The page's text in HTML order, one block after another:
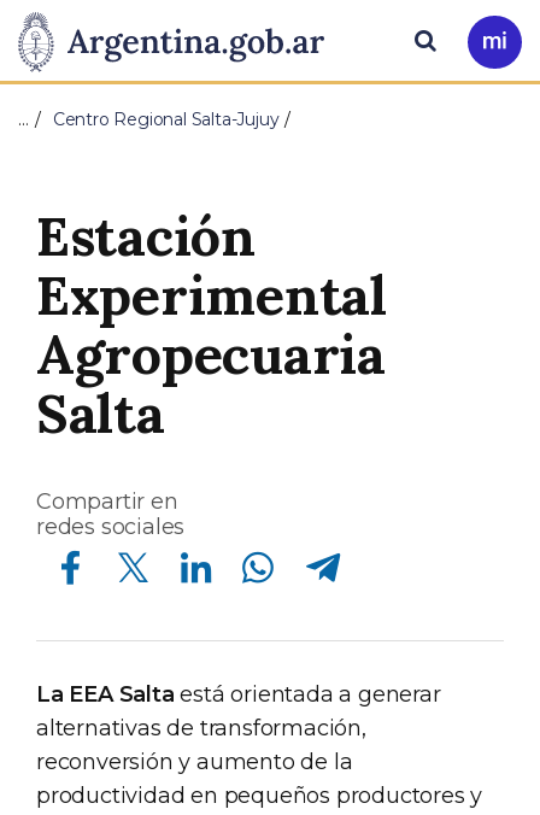
Presidencia
de
Nación
Pasar al contenido principal
Ir
a
Buscar
… Centro Regional Salta-Jujuy
Estación
Experimental
Agropecuaria
Salta
Compartir en
redes sociales
Compartir en Facebook Compartir en Twitter Compartir en Linkedin Compartir en Whatsapp Compartir en Telegram
La EEA Salta está orientada a generar
alternativas de transformación,
reconversión y aumento de la
productividad en pequeños productores y